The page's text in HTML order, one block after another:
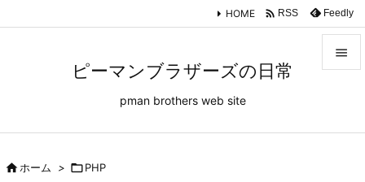
ピーマンブラザーズの日常
pman brothers web site


HOME  RSS Feedly
ホーム > PHP